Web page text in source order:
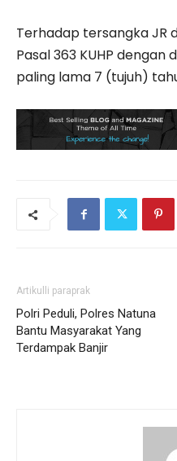
Terhadap tersangka JR
Pasal 363 KUHP
paling lama 7 (tujuh)
Artikulli paraprak
Polri Peduli, Polres Natuna
Bantu Masyarakat Yang
Terdampak Banjir